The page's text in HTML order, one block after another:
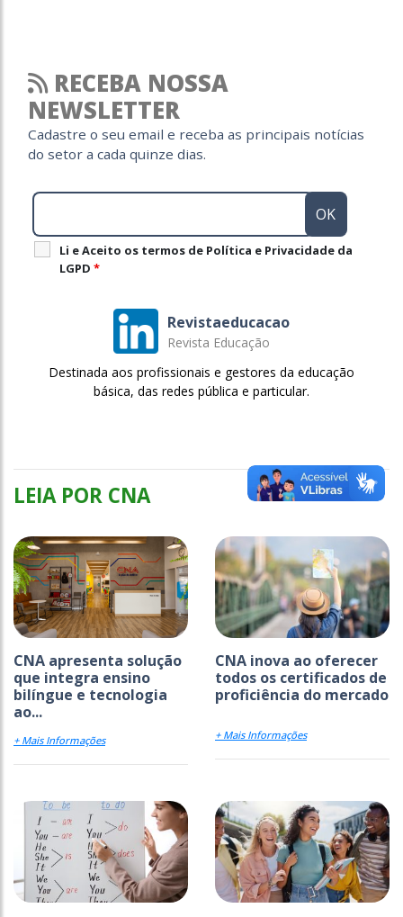
RECEBA NOSSA
NEWSLETTER
Cadastre o seu email e receba as principais notícias
do setor a cada quinze dias.
Li e Aceito os termos de Política e Privacidade da
LGPD *
Revistaeducacao
Revista Educação
Destinada aos profissionais e gestores da educação
básica, das redes pública e particular.
LEIA POR CNA
CNA apresenta solução
que integra ensino
bilíngue e tecnologia
ao...
+ Mais Informações
CNA inova ao oferecer
todos os certificados de
proficiência do mercado
+ Mais Informações